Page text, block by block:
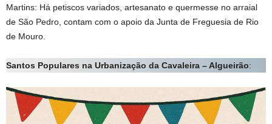
Martins: Há petiscos variados, artesanato e quermesse no arraial
de São Pedro, contam com o apoio da Junta de Freguesia de Rio
de Mouro.
Santos Populares na Urbanização da Cavaleira – Algueirão: